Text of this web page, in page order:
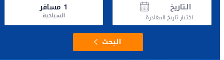
التاريخ
اختيار تاريخ المغادرة
1 مسافر
السياحية
البحث